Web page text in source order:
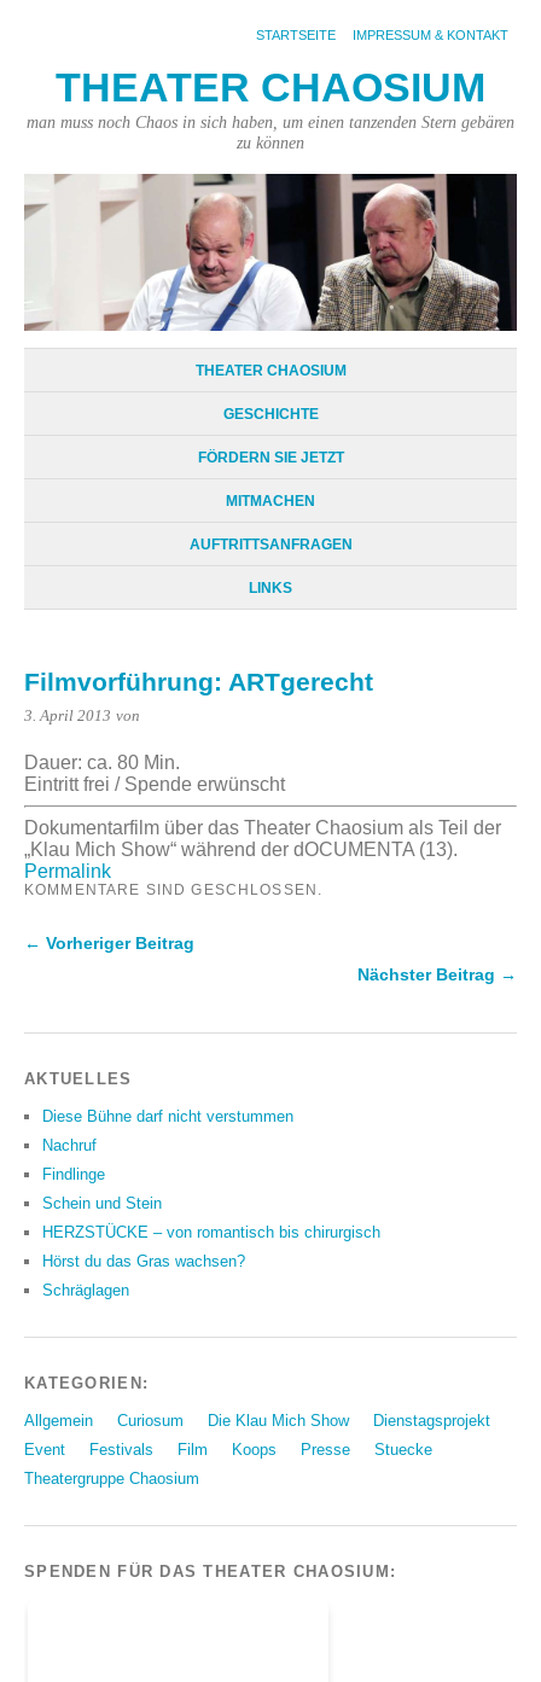
STARTSEITE IMPRESSUM & KONTAKT
THEATER CHAOSIUM
man muss noch Chaos in sich haben, um einen tanzenden Stern gebären
zu können
THEATER CHAOSIUM
GESCHICHTE
FÖRDERN SIE JETZT
MITMACHEN
AUFTRITTSANFRAGEN
LINKS
Filmvorführung: ARTgerecht
3. April 2013 von
Dauer: ca. 80 Min.
Eintritt frei / Spende erwünscht
Dokumentarfilm über das Theater Chaosium als Teil der
„Klau Mich Show“ während der dOCUMENTA (13).
Permalink
KOMMENTARE SIND GESCHLOSSEN.
← Vorheriger Beitrag
Nächster Beitrag →
AKTUELLES
Diese Bühne darf nicht verstummen
Nachruf
Findlinge
Schein und Stein
HERZSTÜCKE – von romantisch bis chirurgisch
Hörst du das Gras wachsen?
Schräglagen
KATEGORIEN:
Allgemein Curiosum Die Klau Mich Show
Dienstagsprojekt
Event
Festivals Film Koops Presse
Stuecke
Theatergruppe Chaosium
SPENDEN FÜR DAS THEATER CHAOSIUM: